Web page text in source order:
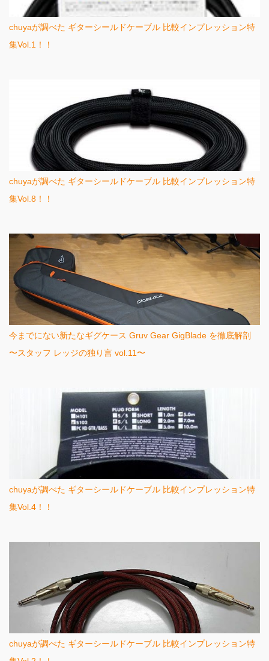
chuyaが調べた ギターシールドケーブル 比較インプレッション特
集Vol.1！！
chuyaが調べた ギターシールドケーブル 比較インプレッション特
集Vol.8！！
今までにない新たなギグケース Gruv Gear GigBlade を徹底解剖
〜スタッフ レッジの独り言 vol.11〜
chuyaが調べた ギターシールドケーブル 比較インプレッション特
集Vol.4！！
chuyaが調べた ギターシールドケーブル 比較インプレッション特